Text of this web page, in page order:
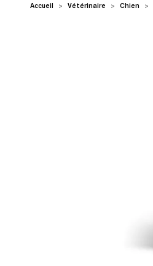
Accueil Vétérinaire Chien